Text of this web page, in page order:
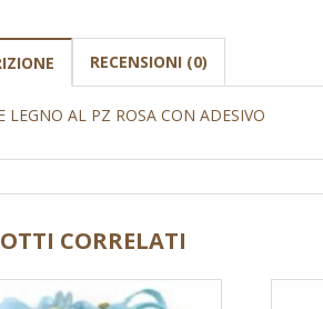
RECENSIONI (0)
LEGNO AL PZ ROSA CON ADESIVO
CORRELATI